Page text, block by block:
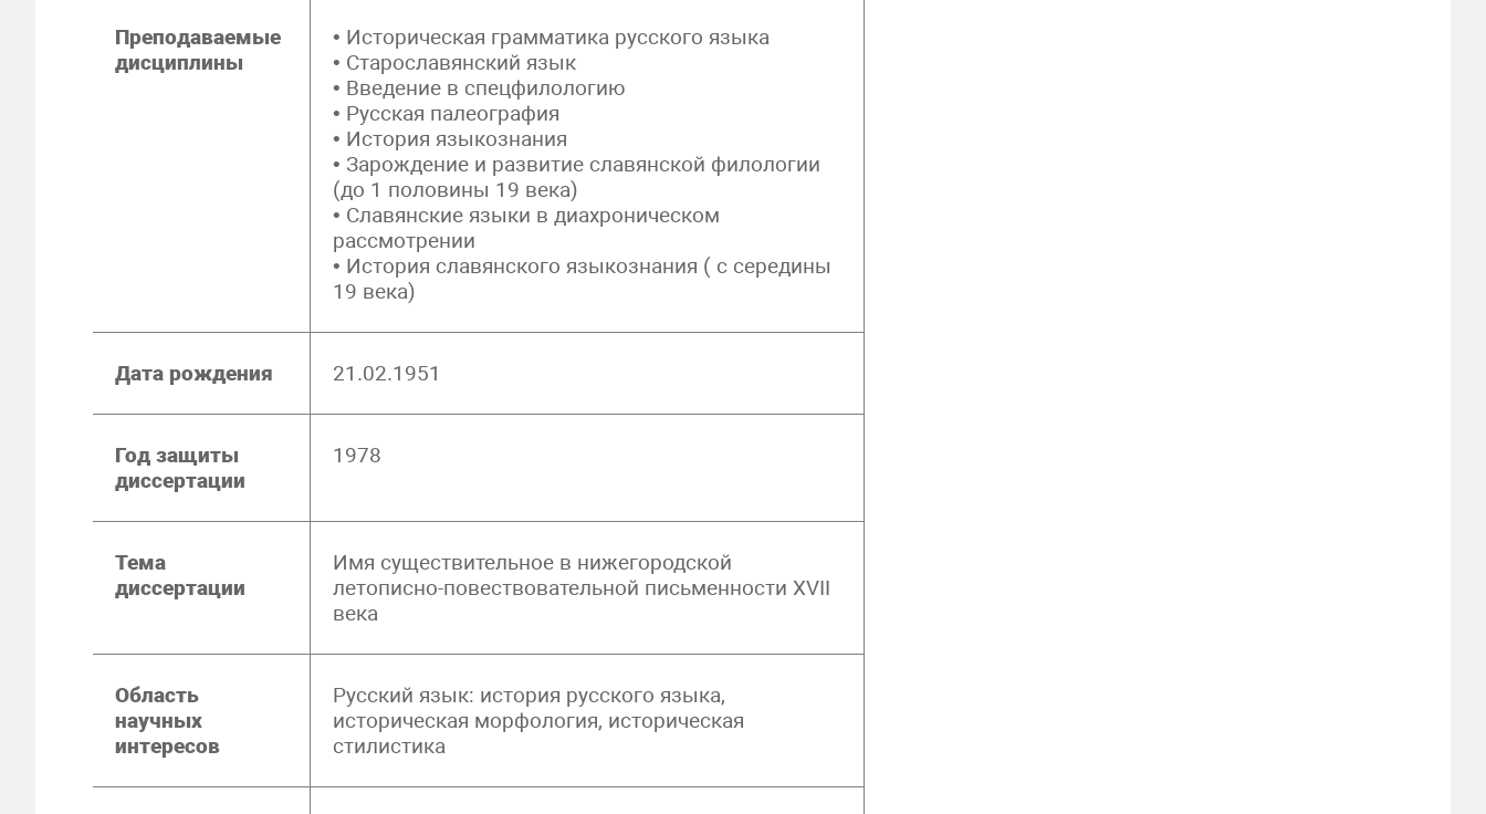
Преподаваемые
дисциплины
• Историческая грамматика русского языка
• Старославянский язык
• Введение в спецфилологию
• Русская палеография
• История языкознания
• Зарождение и развитие славянской филологии
(до 1 половины 19 века)
• Славянские языки в диахроническом
рассмотрении
• История славянского языкознания ( с середины
19 века)
Дата рождения 21.02.1951
Год защиты
диссертации
1978
Тема
диссертации
Имя существительное в нижегородской
летописно-повествовательной письменности XVII
века
Область
научных
интересов
Русский язык: история русского языка,
историческая морфология, историческая
стилистика